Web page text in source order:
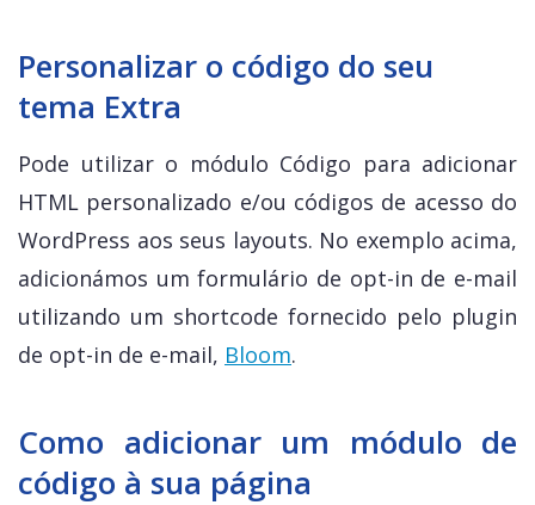
Personalizar o código do seu
tema Extra
Pode utilizar o módulo Código para adicionar
HTML personalizado e/ou códigos de acesso do
WordPress aos seus layouts. No exemplo acima,
adicionámos um formulário de opt-in de e-mail
utilizando um shortcode fornecido pelo plugin
de opt-in de e-mail, Bloom.
Como adicionar um módulo de
código à sua página